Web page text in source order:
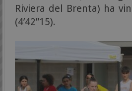
Riviera del Brenta) ha
(4’42”15).